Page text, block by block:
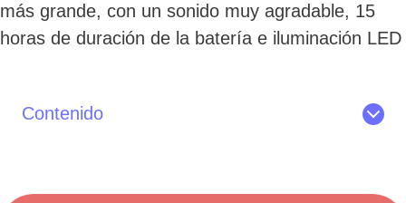
más grande, con un sonido muy agradable, 15
horas de duración de la batería e iluminación LED
Contenido